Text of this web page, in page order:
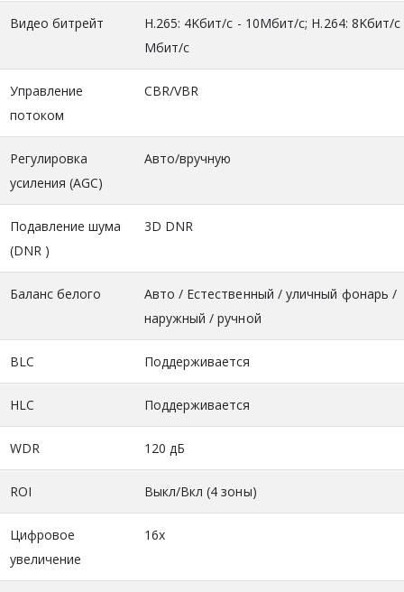
Видео битрейт
H.265: 4Kбит/с - 10Мбит/с; H.264: 8Kбит/
Мбит/с
Управление
потоком
CBR/VBR
Регулировка
усиления (AGC)
Авто/вручную
Подавление шума
(DNR )
3D DNR
Баланс белого
Авто / Естественный / уличный фонарь /
наружный / ручной
BLC Поддерживается
HLC Поддерживается
WDR 120 дБ
ROI Выкл/Вкл (4 зоны)
Цифровое
увеличение
16x